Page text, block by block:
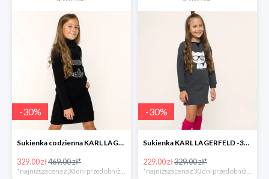
-30%
Sukienka codzienna KARL LAGERFELD -30%
329.00 zł469.00 zł*
*najniższa cena z 30 dni przed obniżką
-30%
Sukienka KARL LAGERFELD -30%
229.00 zł329.00 zł*
*najniższa cena z 30 dni przed obniżką